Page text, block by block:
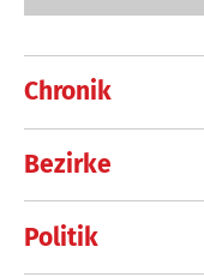
Chronik
Bezirke
Politik